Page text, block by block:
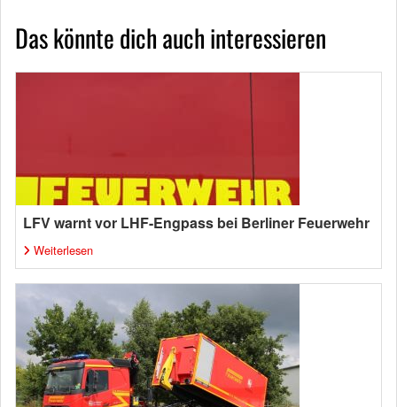
Das könnte dich auch interessieren
LFV warnt vor LHF-Engpass bei Berliner Feuerwehr
Weiterlesen